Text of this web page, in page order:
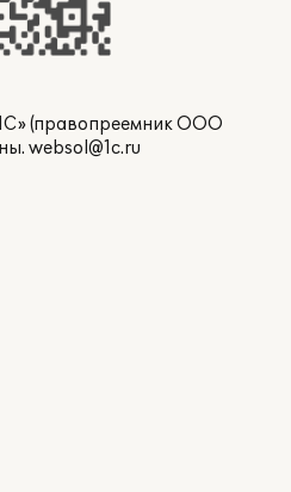
(правопреемник ООО
websol@1c.ru